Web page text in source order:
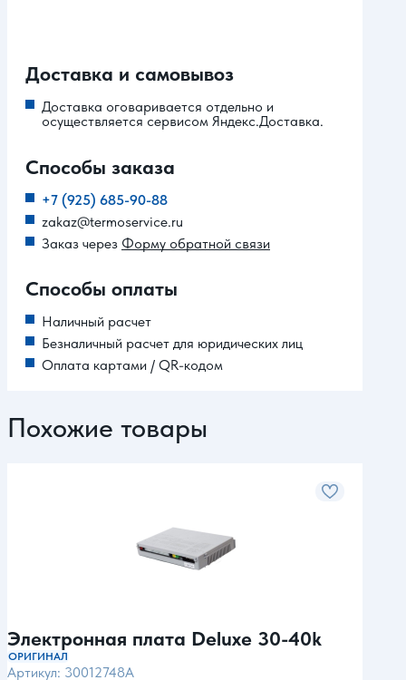
Доставка и самовывоз
Доставка оговаривается отдельно и
осуществляется сервисом Яндекс.Доставка.
Способы заказа
+7 (925) 685-90-88
zakaz@termoservice.ru
Заказ через Форму обратной связи
Способы оплаты
Наличный расчет
Безналичный расчет для юридических лиц
Оплата картами / QR-кодом
Похожие товары
Электронная плата Deluxe 30-40k
ОРИГИНАЛ
Артикул: 30012748A